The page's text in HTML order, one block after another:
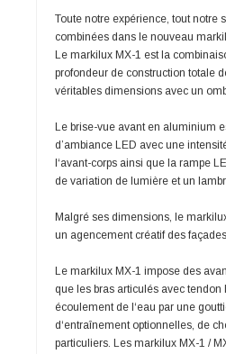
Toute notre expérience, tout notre
combinées dans le nouveau
Le markilux MX-1 est la
profondeur de construction totale
véritables dimensions avec un
Le brise-vue avant en aluminium
d’ambiance LED avec une
l‘avant-corps ainsi que la rampe
de variation de lumière et un
Malgré ses dimensions, le
un agencement créatif des
Le markilux MX-1 impose des
que les bras articulés avec
écoulement de l‘eau par une
d‘entraînement optionnelles, de
particuliers. Les markilux MX-1 /